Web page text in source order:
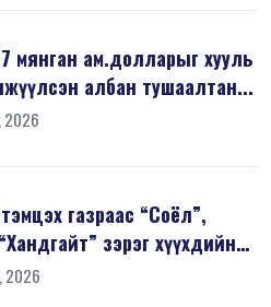
мянган ам.долларыг хууль
албан тушаалтан...
2026
газраас “Соёл”,
зэрэг хүүхдийн
2026